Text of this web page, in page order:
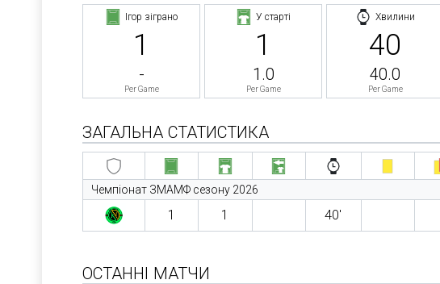
Ігор зіграно
1
-
Per Game
У старті
1
1.0
Per Game
Хвилини
40
40.0
Per Game
ЗАГАЛЬНА СТАТИСТИКА
Чемпіонат ЗМАМФ сезону 2026
1 1 40′
ОСТАННІ МАТЧИ